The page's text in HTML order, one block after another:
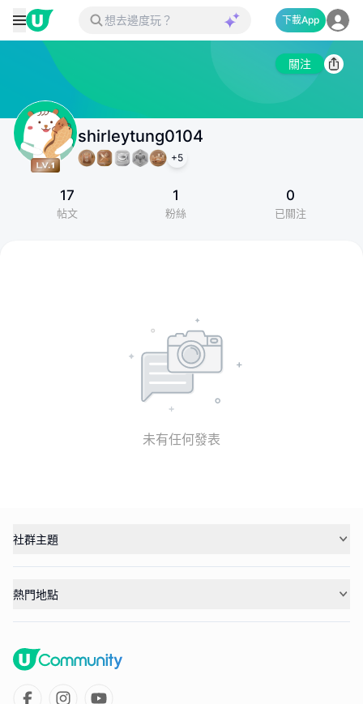
下載App
關注
shirleytung0104
+5
17
帖文
1
粉絲
0
已關注
未有任何發表
社群主題
熱門地點